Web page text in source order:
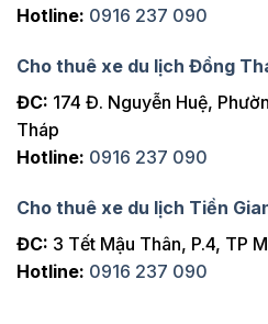
Hotline: 0916 237 090
Cho thuê xe du lịch Đồng
ĐC: 174 Đ. Nguyễn Huệ,
Tháp
Hotline: 0916 237 090
Cho thuê xe du lịch Tiền
ĐC: 3 Tết Mậu Thân, P.4, TP
Hotline: 0916 237 090